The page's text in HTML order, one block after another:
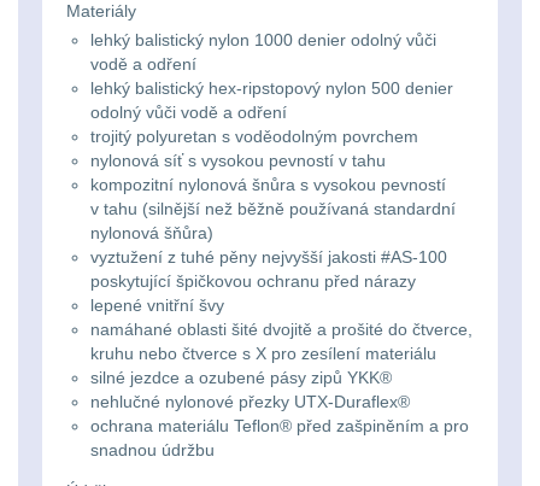
21700
baterie
Svítilny
26650
baterie
Svítilny
CR123A
nebo
Doplňky
batohům
Svietidlá CRI≥901
Laserové značkovače9
Držiaky a
príslušenstvo34
186501
14500 / AA / AAA4
16340 a CR123 1
Materiály
lehký balistický nylon 1000 denier odolný vůči
vodě a odření
lehký balistický hex-ripstopový nylon 500 denier
odolný vůči vodě a odření
trojitý polyuretan s voděodolným povrchem
nylonová síť s vysokou pevností v tahu
kompozitní nylonová šnůra s vysokou pevností
v tahu (silnější než běžně používaná standardní
nylonová šňůra)
vyztužení z tuhé pěny nejvyšší jakosti #AS-100
poskytující špičkovou ochranu před nárazy
lepené vnitřní švy
namáhané oblasti šité dvojitě a prošité do čtverce,
kruhu nebo čtverce s X pro zesílení materiálu
silné jezdce a ozubené pásy zipů YKK®
nehlučné nylonové přezky UTX-Duraflex®
ochrana materiálu Teflon® před zašpiněním a pro
snadnou údržbu